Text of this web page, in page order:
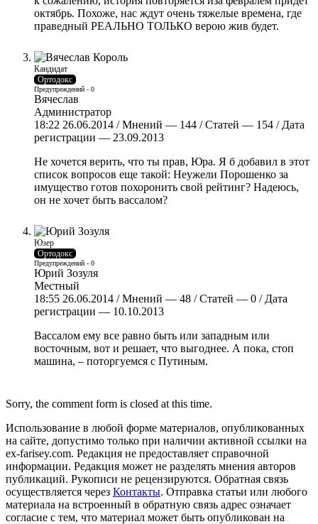
октябрь. Похоже, нас ждут очень тяжелые времена, где
праведный РЕАЛЬНО ТОЛЬКО верою жив будет.
Кандидат
Ортодокс
Предупреждений - 0
Вячеслав
Администратор
18:22 26.06.2014 / Мнений — 144 / Статей — 154 / Дата
регистрации — 23.09.2013
Не хочется верить, что ты прав, Юра. Я б добавил в этот
список вопросов еще такой: Неужели Порошенко за
имущество готов похоронить свой рейтинг? Надеюсь,
он не хочет быть вассалом?
Юзер
Ортодокс
Предупреждений - 0
Юрий Зозуля
Местный
18:55 26.06.2014 / Мнений — 48 / Статей — 0 / Дата
регистрации — 10.10.2013
Вассалом ему все равно быть или западным или
восточным, вот и решает, что выгоднее. А пока, стоп
машина, – поторгуемся с Путиным.
Sorry, the comment form is closed at this time.
Использование в любой форме материалов, опубликованных
на сайте, допустимо только при наличии активной ссылки на
ex-farisey.com. Редакция не предоставляет справочной
информации. Редакция может не разделять мнения авторов
публикаций. Рукописи не рецензируются. Обратная связь
осуществляется через Контакты. Отправка статьи или любого
материала на встроенный в обратную связь адрес означает
согласие с тем, что материал может быть опубликован на